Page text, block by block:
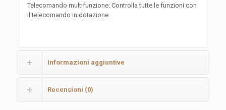
Telecomando multifunzione: Controlla tutte le funzioni con
il telecomando in dotazione.
Informazioni aggiuntive
Recensioni (0)